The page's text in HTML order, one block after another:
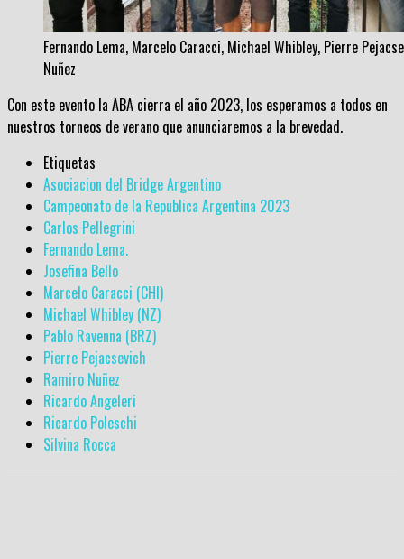
Fernando Lema, Marcelo Caracci, Michael Whibley, Pierre
Nuñez
Con este evento la ABA cierra el año 2023, los esperamos a todos en
nuestros torneos de verano que anunciaremos a la brevedad.
Etiquetas
Asociacion del Bridge Argentino
Campeonato de la Republica Argentina 2023
Carlos Pellegrini
Fernando Lema.
Josefina Bello
Marcelo Caracci (CHI)
Michael Whibley (NZ)
Pablo Ravenna (BRZ)
Pierre Pejacsevich
Ramiro Nuñez
Ricardo Angeleri
Ricardo Poleschi
Silvina Rocca